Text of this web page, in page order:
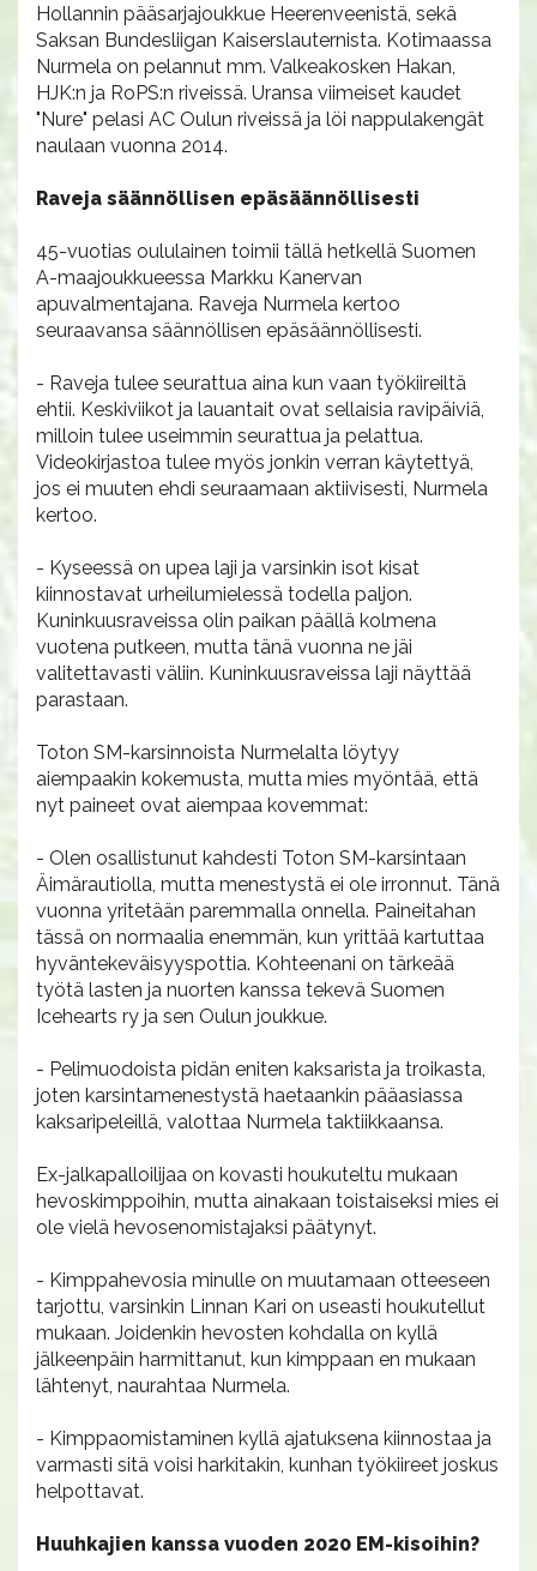
Hollannin pääsarjajoukkue Heerenveenistä, sekä
Saksan Bundesliigan Kaiserslauternista. Kotimaassa
Nurmela on pelannut mm. Valkeakosken Hakan,
HJK:n ja RoPS:n riveissä. Uransa viimeiset kaudet
"Nure" pelasi AC Oulun riveissä ja löi nappulakengät
naulaan vuonna 2014.
Raveja säännöllisen epäsäännöllisesti
45-vuotias oululainen toimii tällä hetkellä Suomen
A-maajoukkueessa Markku Kanervan
apuvalmentajana. Raveja Nurmela kertoo
seuraavansa säännöllisen epäsäännöllisesti.
- Raveja tulee seurattua aina kun vaan työkiireiltä
ehtii. Keskiviikot ja lauantait ovat sellaisia ravipäiviä,
milloin tulee useimmin seurattua ja pelattua.
Videokirjastoa tulee myös jonkin verran käytettyä,
jos ei muuten ehdi seuraamaan aktiivisesti, Nurmela
kertoo.
- Kyseessä on upea laji ja varsinkin isot kisat
kiinnostavat urheilumielessä todella paljon.
Kuninkuusraveissa olin paikan päällä kolmena
vuotena putkeen, mutta tänä vuonna ne jäi
valitettavasti väliin. Kuninkuusraveissa laji näyttää
parastaan.
Toton SM-karsinnoista Nurmelalta löytyy
aiempaakin kokemusta, mutta mies myöntää, että
nyt paineet ovat aiempaa kovemmat:
- Olen osallistunut kahdesti Toton SM-karsintaan
Äimärautiolla, mutta menestystä ei ole irronnut. Tänä
vuonna yritetään paremmalla onnella. Paineitahan
tässä on normaalia enemmän, kun yrittää kartuttaa
hyväntekeväisyyspottia. Kohteenani on tärkeää
työtä lasten ja nuorten kanssa tekevä Suomen
Icehearts ry ja sen Oulun joukkue.
- Pelimuodoista pidän eniten kaksarista ja troikasta,
joten karsintamenestystä haetaankin pääasiassa
kaksaripeleillä, valottaa Nurmela taktiikkaansa.
Ex-jalkapalloilijaa on kovasti houkuteltu mukaan
hevoskimppoihin, mutta ainakaan toistaiseksi mies ei
ole vielä hevosenomistajaksi päätynyt.
- Kimppahevosia minulle on muutamaan otteeseen
tarjottu, varsinkin Linnan Kari on useasti houkutellut
mukaan. Joidenkin hevosten kohdalla on kyllä
jälkeenpäin harmittanut, kun kimppaan en mukaan
lähtenyt, naurahtaa Nurmela.
- Kimppaomistaminen kyllä ajatuksena kiinnostaa ja
varmasti sitä voisi harkitakin, kunhan työkiireet joskus
helpottavat.
Huuhkajien kanssa vuoden 2020 EM-kisoihin?